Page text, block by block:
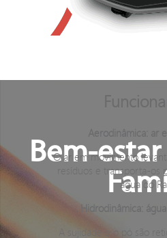
O ar em movimento
resíduos e transporta-os
água do
Hidrodinâmica:
Bem-